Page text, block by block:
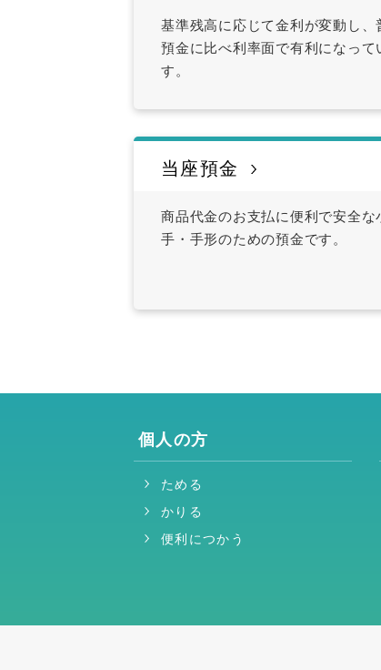
基準残高に応じて金利が変動し、
預金に比べ利率面で有利になって
す。
当座預金
商品代金のお支払に便利で安全な
手・手形のための預金です。
個人の方
ためる
かりる
便利につかう